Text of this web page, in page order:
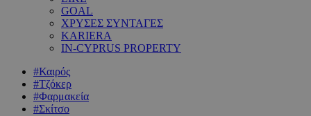
GOAL
ΧΡΥΣΕΣ ΣΥΝΤΑΓΕΣ
KARIERA
IN-CYPRUS PROPERTY
#Καιρός
#Τζόκερ
#Φαρμακεία
#Σκίτσο